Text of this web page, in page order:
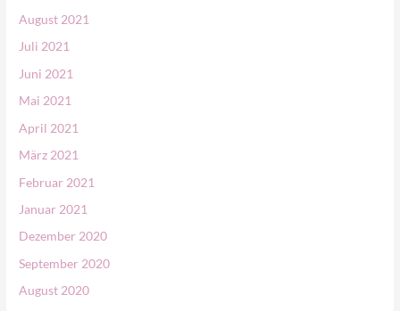
August 2021
Juli 2021
Juni 2021
Mai 2021
April 2021
März 2021
Februar 2021
Januar 2021
Dezember 2020
September 2020
August 2020